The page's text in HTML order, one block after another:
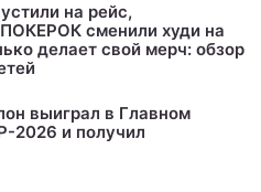
на рейс,
сменили худи на
делает свой мерч: обзор
выиграл в Главном
2026 и получил